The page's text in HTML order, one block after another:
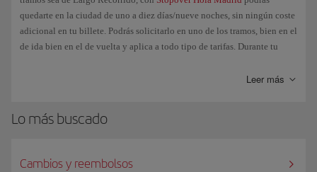
incluye Puente Aéreo) de Iberia y quedan excluidas las líneas con
código compartido.
No admite la aplicación de otros descuentos como pueden ser el de
quedarte en la ciudad de uno a diez días/nueve noches, sin ningún coste
adicional en tu billete. Podrás solicitarlo en uno de los tramos, bien en el
de ida bien en el de vuelta y aplica a todo tipo de tarifas. Durante tu
especiales, tanto de Iberia como del resto de socios del programa Hola
Leer más
Lo más buscado
Cambios y reembolsos